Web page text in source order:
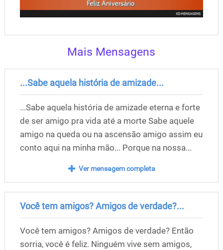
Mais Mensagens
...Sabe aquela história de amizade...
...Sabe aquela história de amizade eterna e forte
de ser amigo pra vida até a morte Sabe aquele
amigo na queda ou na ascensão amigo assim eu
conto aqui na minha mão... Porque na nossa...
Ver mensagem completa
Você tem amigos? Amigos de verdade?...
Você tem amigos? Amigos de verdade? Então
sorria, você é feliz. Ninguém vive sem amigos,